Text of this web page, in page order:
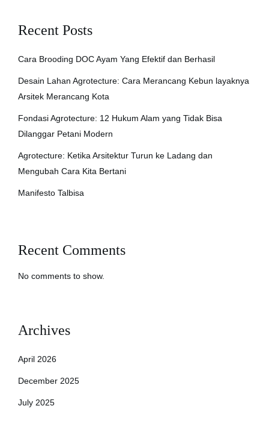
Recent Posts
Cara Brooding DOC Ayam Yang Efektif dan Berhasil
Desain Lahan Agrotecture: Cara Merancang Kebun layaknya
Arsitek Merancang Kota
Fondasi Agrotecture: 12 Hukum Alam yang Tidak Bisa
Dilanggar Petani Modern
Agrotecture: Ketika Arsitektur Turun ke Ladang dan
Mengubah Cara Kita Bertani
Manifesto Talbisa
Recent Comments
No comments to show.
Archives
April 2026
December 2025
July 2025